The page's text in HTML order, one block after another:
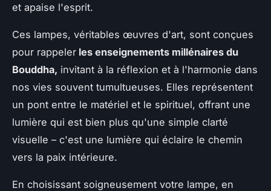
et apaise l'esprit.
Ces lampes, véritables œuvres d'art, sont conçues
pour rappeler les enseignements millénaires du
Bouddha, invitant à la réflexion et à l'harmonie dans
nos vies souvent tumultueuses. Elles représentent
un pont entre le matériel et le spirituel, offrant une
lumière qui est bien plus qu'une simple clarté
visuelle – c'est une lumière qui éclaire le chemin
vers la paix intérieure.
En choisissant soigneusement votre lampe, en